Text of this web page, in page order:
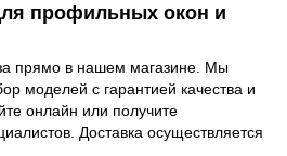
профильных окон и
прямо в нашем магазине. Мы
моделей с гарантией качества и
онлайн или получите
Доставка осуществляется